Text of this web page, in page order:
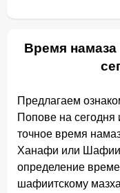
Время
Предлагаем
Попове на сегодня
точное время
Ханафи или
определение
шафиитскому